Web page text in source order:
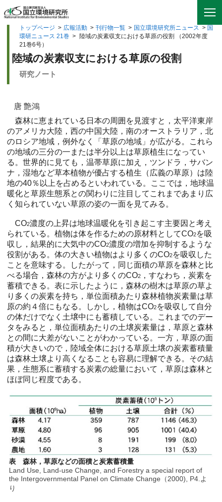
トップページ > 広報活動 > 刊行物一覧 > 国立環境研究所ニュース > 国
環研ニュース 21巻 > 陸域の炭素収支における草原の役割 （2002年度
21巻6号）
陸域の炭素収支における草原の役割
研究ノート
唐 艶鴻
森林に恵まれている日本の周囲を見渡すと，太平洋東岸
のアメリカ大陸，西の中国大陸，南のオーストラリア，北
のロシア地域，例外なく「草原の地域」が広がる。これら
の地域の三分の一または半分以上は草原植生になってい
る。世界的に見ても，温帯草原に加え，ツンドラ，サバン
ナ，湿地など草本植物が優占する植生（広義の草原）は陸
地の40％以上を占めるといわれている。ここでは，地球温
暖化と草原生態系との関わりに注目してこれまであまり広
く知られていない草原の姿の一面を見てみる。
CO2濃度の上昇は地球温暖化を引き起こす主要因と考え
られている。植物は体を作るための原材料としてCO2を吸
収し，結果的に大気中のCO2濃度の増加を抑制するような
役割がある。体の大きい植物はより多くのCO2を吸収した
ことを意味する。したがって，同じ面積の草原を森林と比
べる場合，森林の方がより多くのCO2 ，すなわち，炭素を
蓄積できる。表に示したように，森林の樹木は草原の草よ
り多くの炭素を持ち，単位面積あたり森林植物炭素量は草
原の約４倍にもなる。しかし，植物はCO2を吸収して自分
の体だけでなく土壌中にも蓄積している。これまでのデー
タをみると，単位面積あたりの土壌炭素量は，草原と森林
との間に大差がないことがわかっている。一方，草原の面
積が大きいので，陸域全体における草原土壌の炭素蓄積量
は森林土壌より高くなることも容易に理解できる。その結
果，生態系に蓄積する炭素の総量において，草原は森林と
ほぼ同じ程度である。
表 森林，草原などの面積と炭素蓄積量
Land Use, Land-use Change, and Forestry a special report of
the Intergovernmental Panel on Climate Change（2000), P4.よ
り